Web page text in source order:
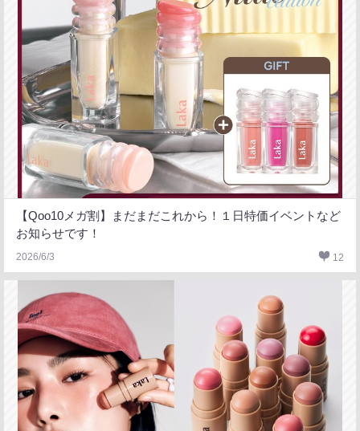
【Qoo10メガ割】まだまだこれから！１日特価イベントなど
お知らせです！
2026/6/3 12